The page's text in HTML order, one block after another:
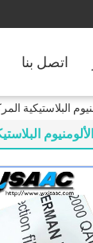
اتصل بنا